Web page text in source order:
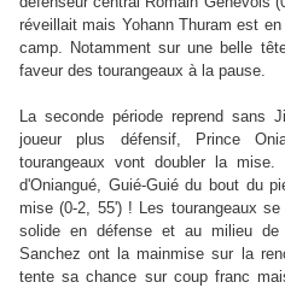
réveillait mais Yohann Thuram est
camp. Notamment sur une belle
faveur des tourangeaux à la pause.
La seconde période reprend sans
joueur plus défensif, Prince
tourangeaux vont doubler la
d'Oniangué, Guié-Guié du bout du
mise (0-2, 55') ! Les tourangeaux
solide en défense et au milieu de
Sanchez ont la mainmise sur la
tente sa chance sur coup franc